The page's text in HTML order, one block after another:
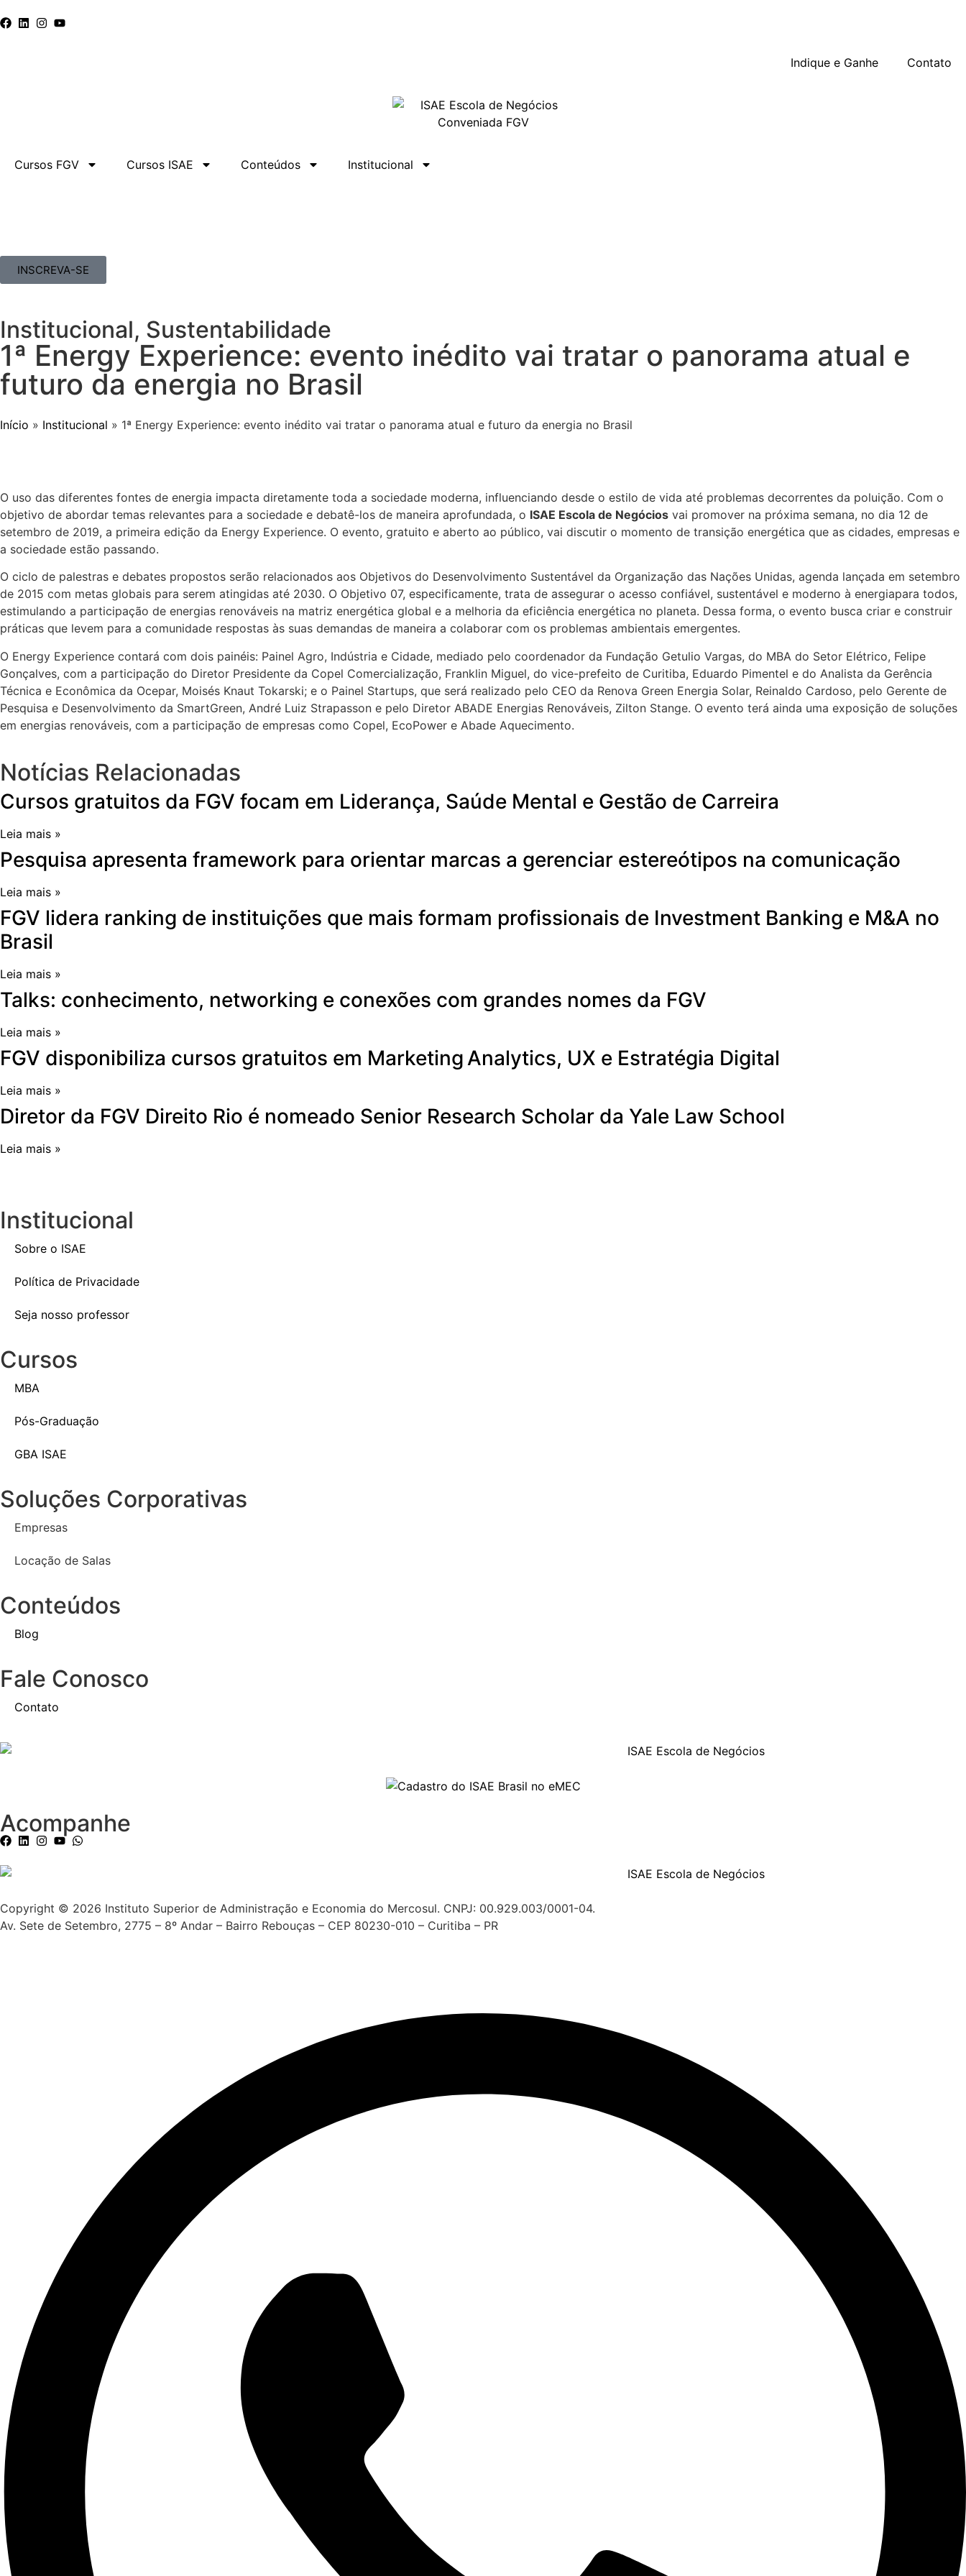
Indique e Ganhe Contato
Cursos FGV Cursos ISAE Conteúdos Institucional
INSCREVA-SE
Institucional, Sustentabilidade
1ª Energy Experience: evento inédito vai tratar o panorama atual e
futuro da energia no Brasil
Início » Institucional » 1ª Energy Experience: evento inédito vai tratar o panorama atual e futuro da energia no Brasil
O uso das diferentes fontes de energia impacta diretamente toda a sociedade moderna, influenciando desde o estilo de vida até problemas decorrentes da poluição. Com o
objetivo de abordar temas relevantes para a sociedade e debatê-los de maneira aprofundada, o ISAE Escola de Negócios vai promover na próxima semana, no dia 12 de
setembro de 2019, a primeira edição da Energy Experience. O evento, gratuito e aberto ao público, vai discutir o momento de transição energética que as cidades, empresas e
a sociedade estão passando.
O ciclo de palestras e debates propostos serão relacionados aos Objetivos do Desenvolvimento Sustentável da Organização das Nações Unidas, agenda lançada em setembro
de 2015 com metas globais para serem atingidas até 2030. O Objetivo 07, especificamente, trata de assegurar o acesso confiável, sustentável e moderno à energiapara todos,
estimulando a participação de energias renováveis na matriz energética global e a melhoria da eficiência energética no planeta. Dessa forma, o evento busca criar e construir
práticas que levem para a comunidade respostas às suas demandas de maneira a colaborar com os problemas ambientais emergentes.
O Energy Experience contará com dois painéis: Painel Agro, Indústria e Cidade, mediado pelo coordenador da Fundação Getulio Vargas, do MBA do Setor Elétrico, Felipe
Gonçalves, com a participação do Diretor Presidente da Copel Comercialização, Franklin Miguel, do vice-prefeito de Curitiba, Eduardo Pimentel e do Analista da Gerência
Técnica e Econômica da Ocepar, Moisés Knaut Tokarski; e o Painel Startups, que será realizado pelo CEO da Renova Green Energia Solar, Reinaldo Cardoso, pelo Gerente de
Pesquisa e Desenvolvimento da SmartGreen, André Luiz Strapasson e pelo Diretor ABADE Energias Renováveis, Zilton Stange. O evento terá ainda uma exposição de soluções
em energias renováveis, com a participação de empresas como Copel, EcoPower e Abade Aquecimento.
Notícias Relacionadas
Cursos gratuitos da FGV focam em Liderança, Saúde Mental e Gestão de Carreira
Leia mais »
Pesquisa apresenta framework para orientar marcas a gerenciar estereótipos na comunicação
Leia mais »
FGV lidera ranking de instituições que mais formam profissionais de Investment Banking e M&A no
Brasil
Leia mais »
Talks: conhecimento, networking e conexões com grandes nomes da FGV
Leia mais »
FGV disponibiliza cursos gratuitos em Marketing Analytics, UX e Estratégia Digital
Leia mais »
Diretor da FGV Direito Rio é nomeado Senior Research Scholar da Yale Law School
Leia mais »
Institucional
Sobre o ISAE
Política de Privacidade
Seja nosso professor
Cursos
MBA
Pós-Graduação
GBA ISAE
Soluções Corporativas
Empresas
Locação de Salas
Conteúdos
Blog
Fale Conosco
Contato
Acompanhe
Copyright © 2026 Instituto Superior de Administração e Economia do Mercosul. CNPJ: 00.929.003/0001-04.
Av. Sete de Setembro, 2775 – 8º Andar – Bairro Rebouças – CEP 80230-010 – Curitiba – PR